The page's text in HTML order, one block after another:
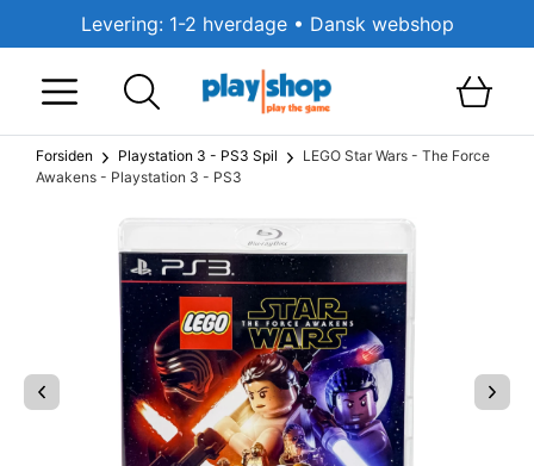
Levering: 1-2 hverdage • Dansk webshop
Forsiden Playstation 3 - PS3 Spil
LEGO Star Wars - The Force
Awakens - Playstation 3 - PS3